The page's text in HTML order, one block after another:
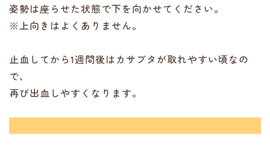
姿勢は座らせた状態で下を向かせてください。
※上向きはよくありません。
止血してから1週間後はカサブタが取れやすい頃なの
で、
再び出血しやすくなります。